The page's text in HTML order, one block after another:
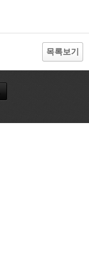
목록보기